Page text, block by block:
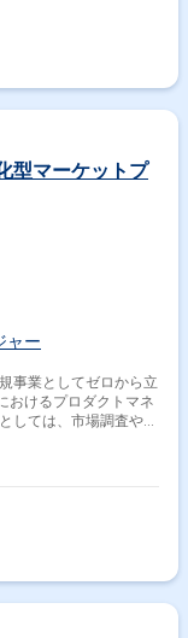
型マーケットプ
ャー
事業としてゼロから立
おけるプロダクトマネ
きます。さらに、
ダクト作りを牽引して